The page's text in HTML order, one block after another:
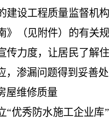
建设工程质量监督机
》（见附件）的有关
传力度，让居民了解
，渗漏问题得到妥善处
屋维修质量
“优秀防水施工企业